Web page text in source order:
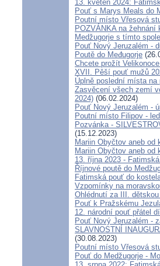
13. květen 2024:
Pouť s Marys Meals do
Poutní místo Vřesová
POZVÁNKA na
Medžugorje s tímto
Pouť Nový Jeruzalém -
Poutě do Međugorje
Chcete prožít
XVII. Pěší pouť mužů
Úplně poslední místa
Zasvěcení všech zemí
2024) (06.02.2024)
Pouť Nový Jeruzalém -
Poutní místo Filipov -
Pozvánka -
(15.12.2023)
Mariin Obyčtov aneb
Mariin Obyčtov aneb
13. října 2023 -
Říjnové poutě do
Fatimská pouť do
Vzpomínky na
Ohlédnutí za III.
Pouť k Pražskému
12. národní pouť přátel
Pouť Nový Jeruzalém -
SLAVNOSTNÍ
(30.08.2023)
Poutní místo Vřesová
Pouť do Medžugorje -